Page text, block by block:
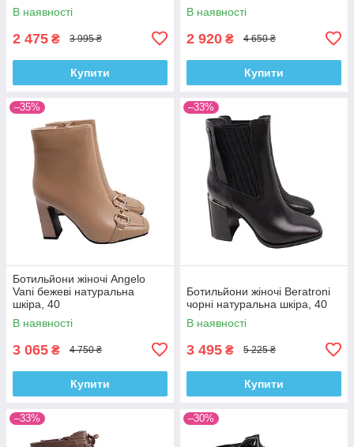
В наявності
2 475 ₴ 3 995 ₴
Купити
В наявності
2 920 ₴ 4 650 ₴
Купити
–35%
Ботильйони жіночі Angelo
Vani бежеві натуральна
шкіра, 40
В наявності
3 065 ₴ 4 750 ₴
Купити
–33%
Ботильйони жіночі Beratroni
чорні натуральна шкіра, 40
В наявності
3 495 ₴ 5 225 ₴
Купити
–33% –30%